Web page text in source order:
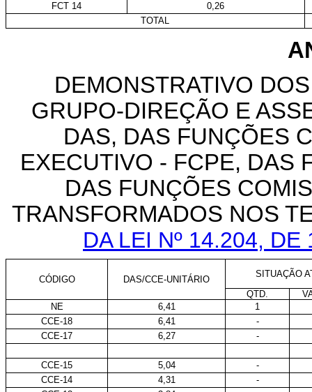
FCT 14
0,26
TOTAL
DEMONSTRATIVO
GRUPO-DIREÇÃO E
DAS, DAS FUNÇÕES
EXECUTIVO - FCPE, DAS
DAS FUNÇÕES
TRANSFORMADOS NOS
DA LEI Nº 14.204,
CÓDIGO DAS/CCE-UNITÁRIO
SITUAÇÃO
QTD.
NE
6,41
1
CCE-18
6,41
-
CCE-17
6,27 -
CCE-15 5,04
-
CCE-14
4,31
-